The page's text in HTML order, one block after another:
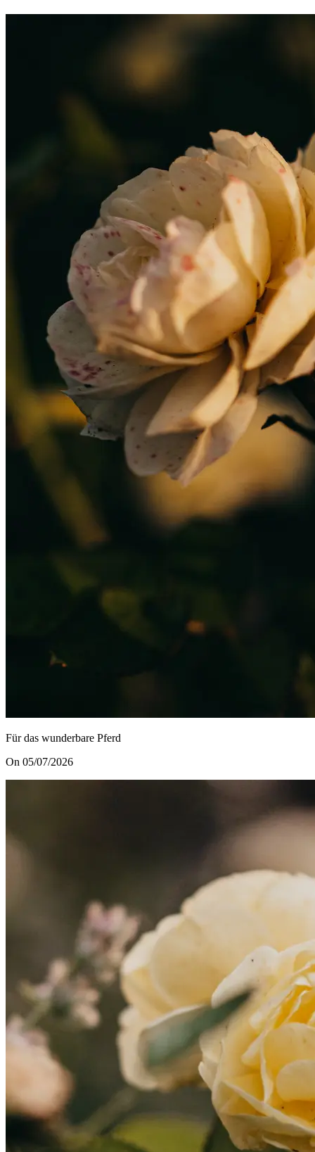
Für das wunderbare Pferd
On 05/07/2026